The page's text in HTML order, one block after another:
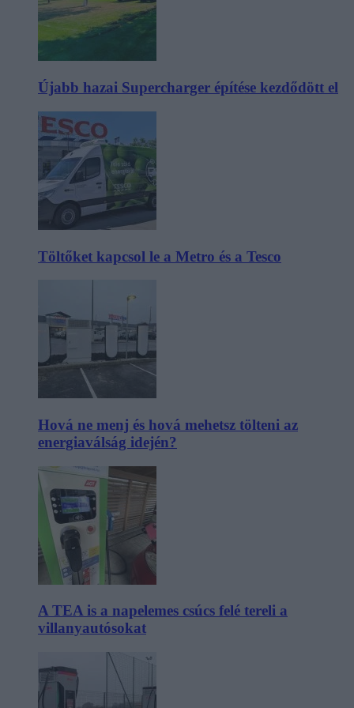
Újabb hazai Supercharger építése kezdődött el
Töltőket kapcsol le a Metro és a Tesco
Hová ne menj és hová mehetsz tölteni az
energiaválság idején?
A TEA is a napelemes csúcs felé tereli a
villanyautósokat